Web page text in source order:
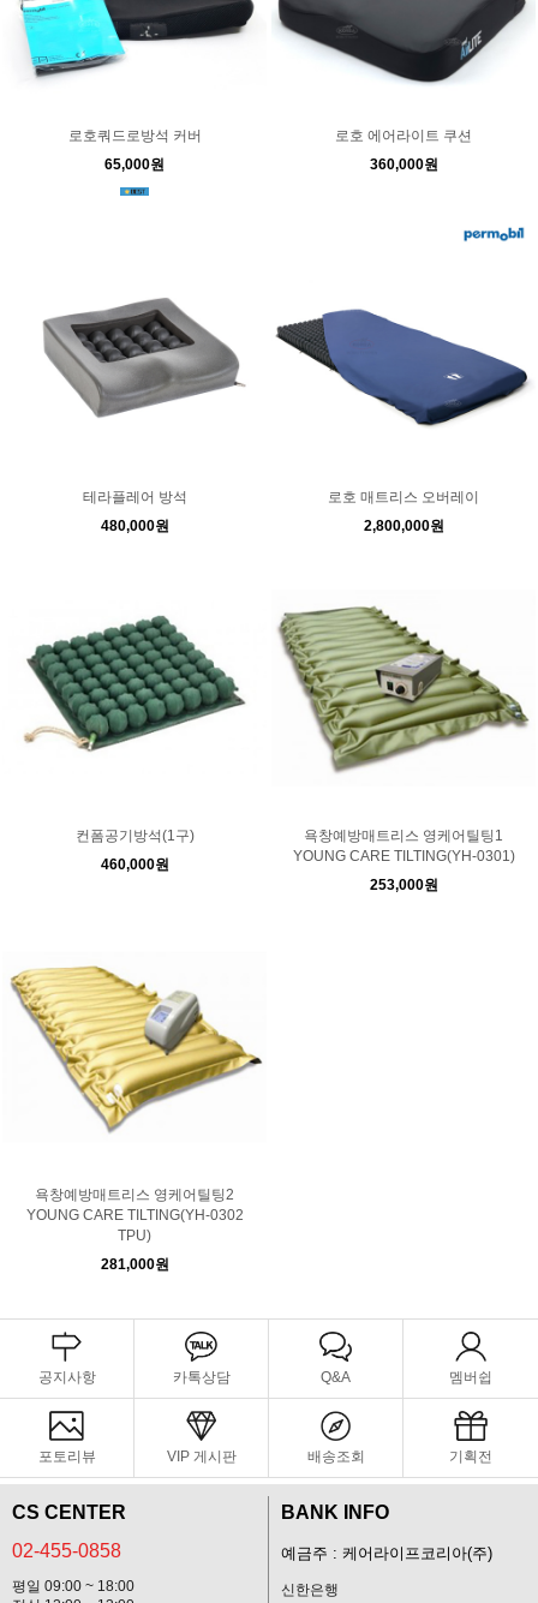
로호쿼드로방석 커버
65,000원
로호 에어라이트 쿠션
360,000원
테라플레어 방석
480,000원
로호 매트리스 오버레이
2,800,000원
컨폼공기방석(1구)
460,000원
욕창예방매트리스 영케어틸팅1
YOUNG CARE TILTING(YH-0301)
253,000원
욕창예방매트리스 영케어틸팅2
YOUNG CARE TILTING(YH-0302
TPU)
281,000원
공지사항 카톡상담 Q&A 멤버쉽
포토리뷰 VIP 게시판 배송조회 기획전
CS CENTER
02-455-0858
평일 09:00 ~ 18:00
BANK INFO
예금주 : 케어라이프코리아(주)
신한은행